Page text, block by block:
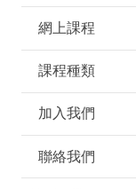
網上課程
課程種類
加入我們
聯絡我們